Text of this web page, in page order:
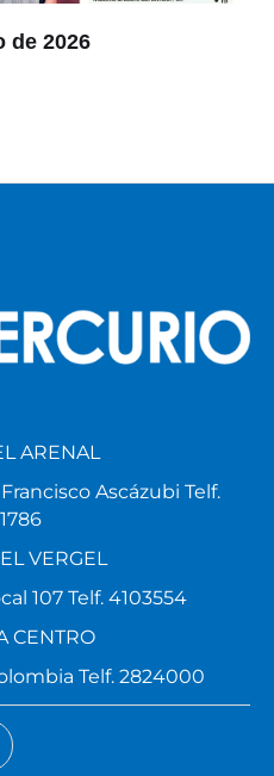
de 2026
ARENAL
Ascázubi Telf.
VERGEL
107 Telf. 4103554
CENTRO
Telf. 2824000